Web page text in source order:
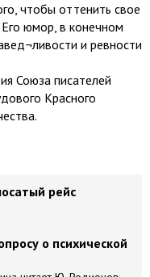
чтобы оттенить свое
юмор, в конечном
и ревности
Союза писателей
Красного
рейс
о психической